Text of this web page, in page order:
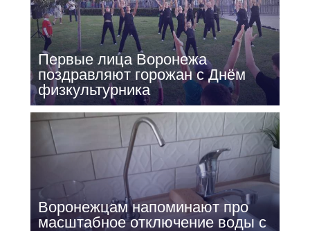
Первые лица Воронежа
поздравляют горожан с Днём
физкультурника
Воронежцам напоминают про
масштабное отключение воды с